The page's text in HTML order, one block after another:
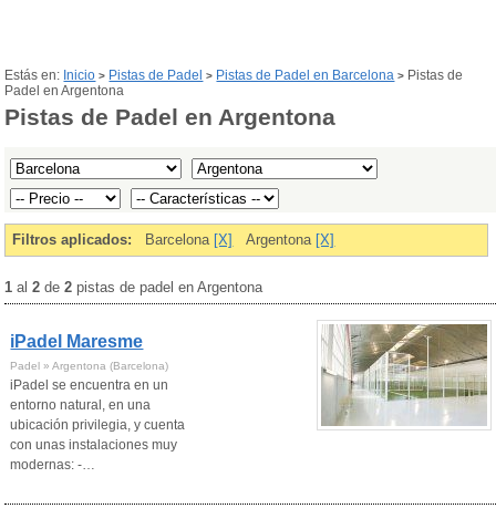
Estás en: Inicio > Pistas de Padel > Pistas de Padel en Barcelona > Pistas de
Padel en Argentona
Pistas de Padel en Argentona
Filtros aplicados: Barcelona [X] Argentona [X]
1 al2 de2 pistas de padel en Argentona
iPadel Maresme
Padel » Argentona (Barcelona)
iPadel se encuentra en un
entorno natural, en una
ubicación privilegia, y cuenta
con unas instalaciones muy
modernas: -…